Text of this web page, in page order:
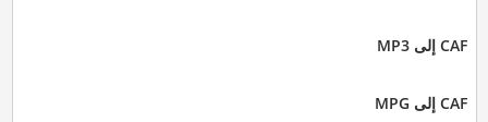
CAF إلى MP3
CAF إلى MPG